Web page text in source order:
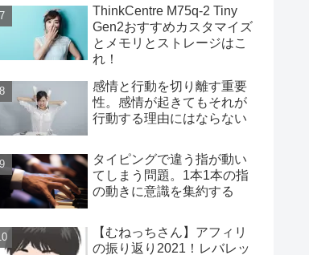
ThinkCentre M75q-2 Tiny
Gen2おすすめカスタマイズ
とメモリとストレージはこ
れ！
感情と行動を切り離す重要
性。感情が起きてもそれが
行動する理由にはならない
タイピングで違う指が動い
てしまう問題。1本1本の指
の動きに意識を集約する
【むねっちさん】アフィリ
の振り返り2021！レバレッ